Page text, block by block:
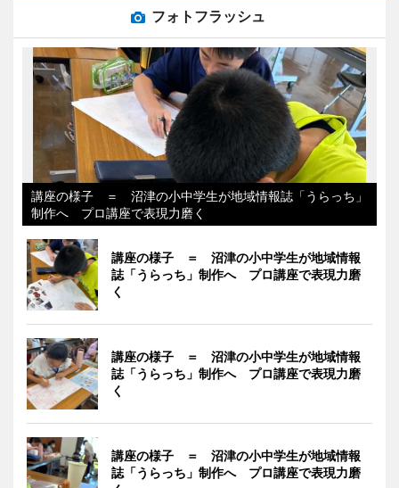
フォトフラッシュ
講座の様子 ＝ 沼津の小中学生が地域情報誌「うらっち」
制作へ プロ講座で表現力磨く
講座の様子 ＝ 沼津の小中学生が地域情報
誌「うらっち」制作へ プロ講座で表現力磨
く
講座の様子 ＝ 沼津の小中学生が地域情報
誌「うらっち」制作へ プロ講座で表現力磨
く
講座の様子 ＝ 沼津の小中学生が地域情報
誌「うらっち」制作へ プロ講座で表現力磨